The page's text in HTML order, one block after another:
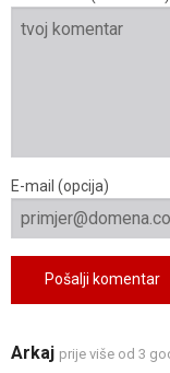
E-mail (opcija)
Pošalji komentar
Arkaj prije više od 3